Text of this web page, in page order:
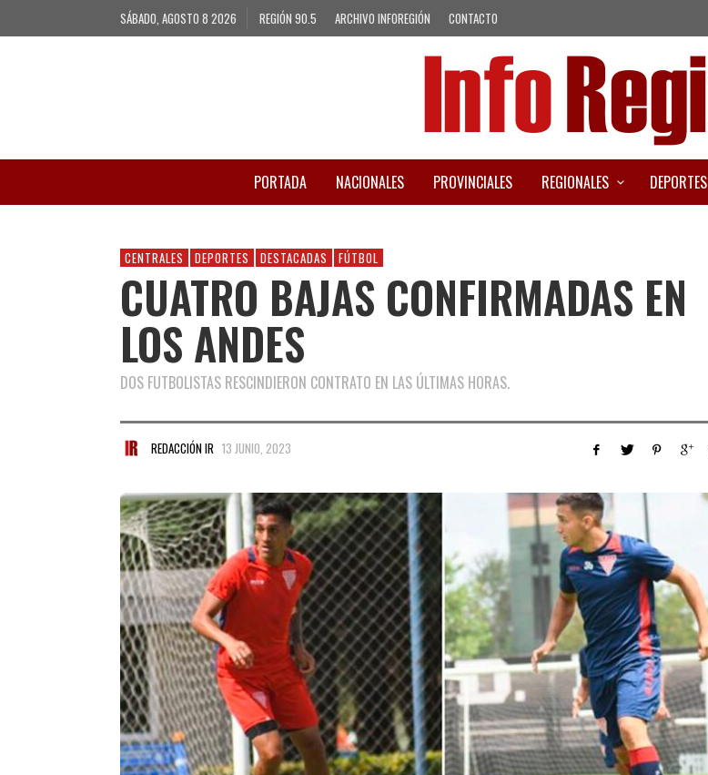
SÁBADO, AGOSTO 8 2026 REGIÓN 90.5 ARCHIVO INFOREGIÓN CONTACTO
PORTADA NACIONALES PROVINCIALES REGIONALES DEPORTES
CENTRALES DEPORTES DESTACADAS FÚTBOL
CUATRO BAJAS CONFIRMADAS EN
LOS ANDES
DOS FUTBOLISTAS RESCINDIERON CONTRATO EN LAS ÚLTIMAS HORAS.
REDACCIÓN IR 13 JUNIO, 2023